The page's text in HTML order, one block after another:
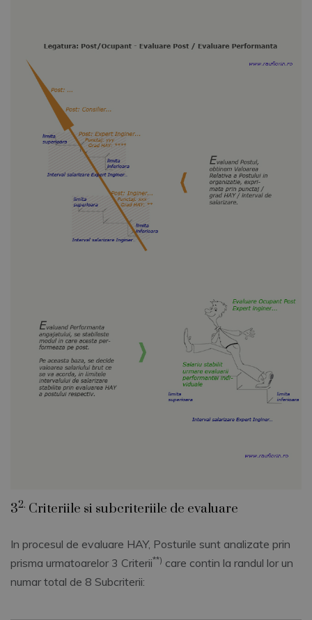
32. Criteriile si subcriteriile de evaluare
In procesul de evaluare HAY, Posturile sunt analizate prin
prisma urmatoarelor 3 Criterii**) care contin la randul lor un
numar total de 8 Subcriterii: